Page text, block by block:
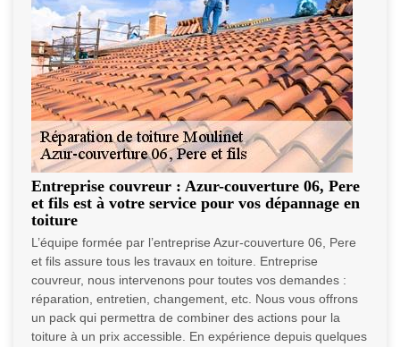
Entreprise couvreur : Azur-couverture 06, Pere
et fils est à votre service pour vos dépannage en
toiture
L’équipe formée par l’entreprise Azur-couverture 06, Pere
et fils assure tous les travaux en toiture. Entreprise
couvreur, nous intervenons pour toutes vos demandes :
réparation, entretien, changement, etc. Nous vous offrons
un pack qui permettra de combiner des actions pour la
toiture à un prix accessible. En expérience depuis quelques